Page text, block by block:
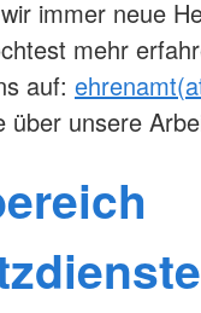
immer neue
mehr
auf:
über unsere